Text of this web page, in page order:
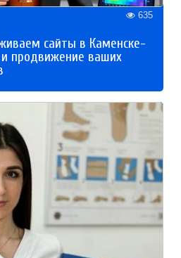
635
сайты в Каменске-
продвижение ваших